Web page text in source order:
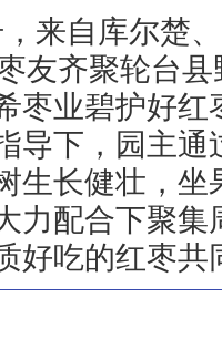
来自库尔楚
友齐聚轮台
枣业碧护好
导下，园主
生长健壮，
力配合下聚
好吃的红枣共